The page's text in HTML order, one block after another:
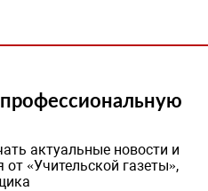
актуальные новости и
«Учительской газеты»,